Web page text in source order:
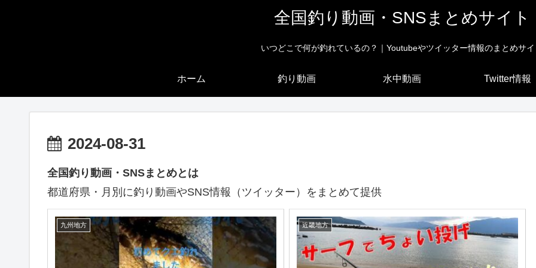
全国釣り動画・SNSまとめサイト
いつどこで何が釣れているの？｜Youtubeやツイッター情報のまとめサイ
ホーム 釣り動画 水中動画 Twitter情報
2024-08-31
全国釣り動画・SNSまとめとは
都道府県・月別に釣り動画やSNS情報（ツイッター）をまとめて提供
九州地方 近畿地方